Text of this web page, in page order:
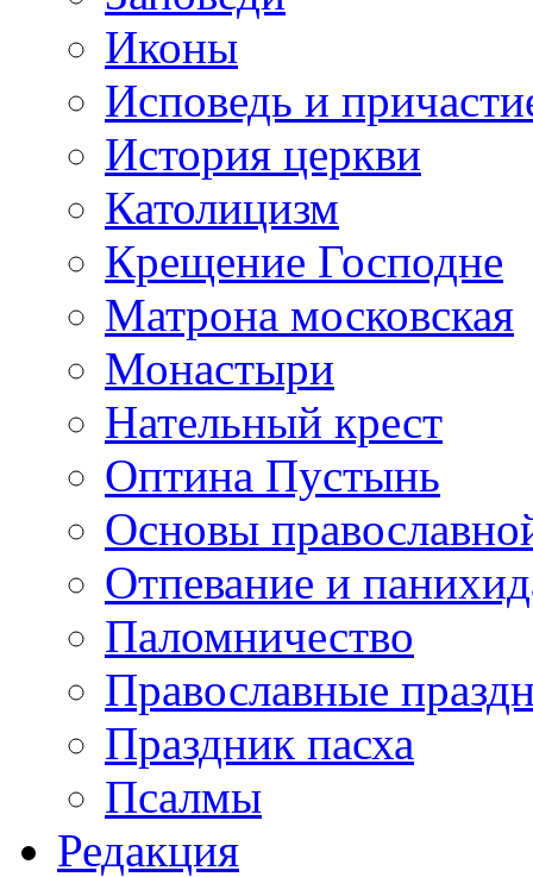
Иконы
Исповедь и
История церкви
Католицизм
Крещение Господне
Матрона московская
Монастыри
Нательный крест
Оптина Пустынь
Основы
Отпевание и
Паломничество
Православные
Праздник пасха
Псалмы
Редакция